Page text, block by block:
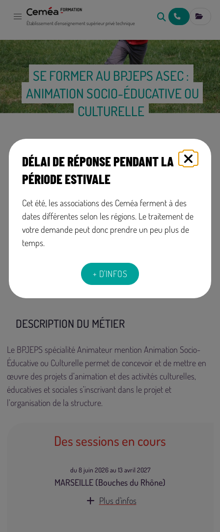
DÉLAI DE RÉPONSE PENDANT LA
PÉRIODE ESTIVALE
Cet été, les associations des Ceméa ferment à des
dates différentes selon les régions. Le traitement de
votre demande peut donc prendre un peu plus de
temps.
+ D'INFOS
Établissement d'enseignement supérieur privé technique NOUS MES
SE FORMER AU BPJEPS ASEC :
ANIMATION SOCIO-ÉDUCATIVE OU
CULTURELLE
Diplôme de niveau 4
Ouvert à
l'apprentissage, VAE
possible
+
En présentiel
et à distance
Code RNCP: 39926
Code Certif Info:
117943
DESCRIPTION DU MÉTIER
Le BPJEPS spécialité Animateur mention Animation Socio-
Éducative ou Culturelle permet de concevoir et de mettre en
œuvre des projets d’animation et des activités culturelles,
éducatives et sociales s’inscrivant dans le projet et
l’organisation de la structure.
Des sessions en cours
du 8 juin 2026 au 13 avril 2027
MARSEILLE (Bouches du Rhône)
Plus d'infos